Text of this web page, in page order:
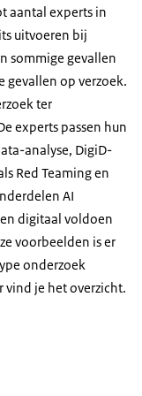
helpen we
van de
naar de
Door deze
aan
we hele gave
leiding van de
van
door de
voorbeeld is
van cloud
op uit.
kijken we
voeren we
aantal experts in
uitvoeren bij
sommige gevallen
op verzoek.
ter
experts passen hun
analyse, DigiD-
Red Teaming en
AI
digitaal voldoen
voorbeelden is er
onderzoek
vind je het overzicht.